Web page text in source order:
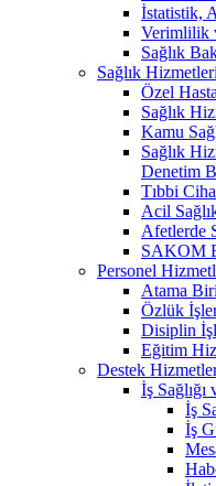
İstatistik,
Verimlilik
Sağlık
Sağlık
Özel
Sağlık
Kamu
Sağlık
Denetim
Tıbbi
Acil
Afetlerde
SAKOM
Personel
Atama
Özlük
Disiplin
Eğitim
Destek
İş
İş
İş